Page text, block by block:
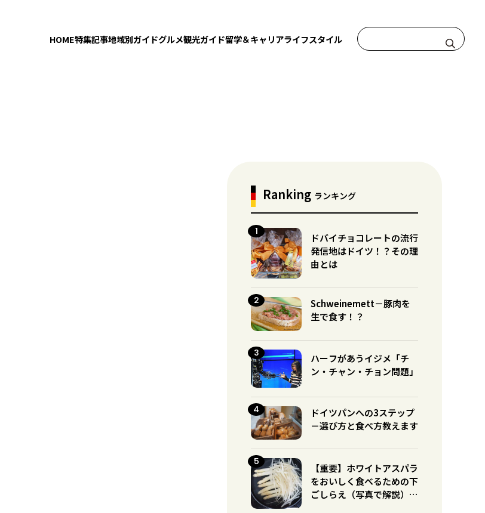
HOME特集記事地域別ガイドグルメ観光ガイド留学＆キャリアライフスタイル
Ranking ランキング
ドバイチョコレートの流行
発信地はドイツ！？その理
由とは
Schweinemett－豚肉を
生で食す！？
ハーフがあうイジメ「チ
ン・チャン・チョン問題」
ドイツパンへの3ステップ
－選び方と食べ方教えます
【重要】ホワイトアスパラ
をおいしく食べるための下
ごしらえ（写真で解説）※